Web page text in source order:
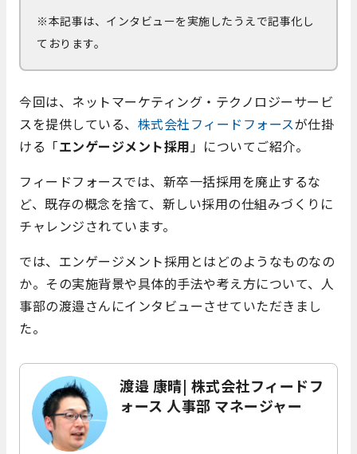
※本記事は、インタビューを実施したうえで記事化し
ております。
今回は、ネットマーケティング・テクノロジーサービ
スを提供している、 株式会社フィードフォースが仕掛
ける「エンゲージメント採用」についてご紹介。
フィードフォースでは、新卒一括採用を廃止するな
ど、既存の概念を捨て、新しい採用の仕組みづくりに
チャレンジされています。
では、エンゲージメント採用とはどのようなものなの
か。その実施背景や具体的手法や考え方について、人
事部の渡邉さんにインタビューさせていただきまし
た。
渡邉 康晴| 株式会社フィードフ
ォース 人事部 マネージャー